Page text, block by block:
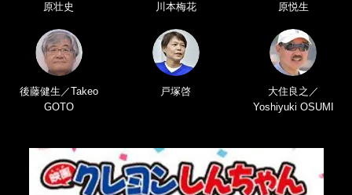
原壮史 川本梅花 原悦生
後藤健生／Takeo
GOTO
戸塚啓
大住良之／
Yoshiyuki OSUMI